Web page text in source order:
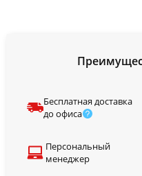
Бесплатная доставка
до офиса
Персональный
менеджер